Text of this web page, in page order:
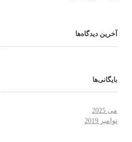
آخرین دیدگاه‌ها
بایگانی‌ها
می 2025
نوامبر 2019